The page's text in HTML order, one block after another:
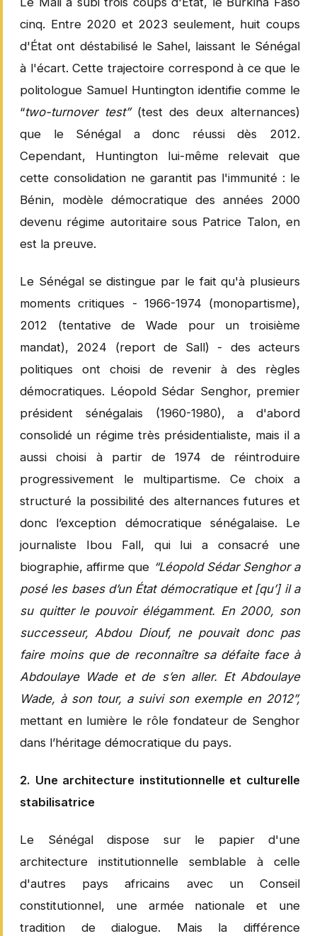
cinq. Entre 2020 et 2023 seulement, huit coups
d'État ont déstabilisé le Sahel, laissant le Sénégal
à l'écart. Cette trajectoire correspond à ce que le
politologue Samuel Huntington identifie comme le
“two-turnover test”(test des deux alternances)
que le Sénégal a donc réussi dès 2012.
Cependant, Huntington lui-même relevait que
cette consolidation ne garantit pas l'immunité : le
Bénin, modèle démocratique des années 2000
devenu régime autoritaire sous Patrice Talon, en
est la preuve.
Le Sénégal se distingue par le fait qu'à plusieurs
moments critiques - 1966-1974 (monopartisme),
2012 (tentative de Wade pour un troisième
mandat), 2024 (report de Sall) - des acteurs
politiques ont choisi de revenir à des règles
démocratiques. Léopold Sédar Senghor, premier
président sénégalais (1960-1980), a d'abord
consolidé un régime très présidentialiste, mais il a
aussi choisi à partir de 1974 de réintroduire
progressivement le multipartisme. Ce choix a
structuré la possibilité des alternances futures et
donc l’exception démocratique sénégalaise. Le
journaliste Ibou Fall, qui lui a consacré une
biographie, affirme que “Léopold Sédar Senghor a
posé les bases d’un État démocratique et [qu’] il a
su quitter le pouvoir élégamment. En 2000, son
successeur, Abdou Diouf, ne pouvait donc pas
faire moins que de reconnaître sa défaite face à
Abdoulaye Wade et de s’en aller. Et Abdoulaye
Wade, à son tour, a suivi son exemple en 2012”,
mettant en lumière le rôle fondateur de Senghor
dans l’héritage démocratique du pays.
2. Une architecture institutionnelle et culturelle
stabilisatrice
Le Sénégal dispose sur le papier d'une
architecture institutionnelle semblable à celle
d'autres pays africains avec un Conseil
constitutionnel, une armée nationale et une
tradition de dialogue. Mais la différence